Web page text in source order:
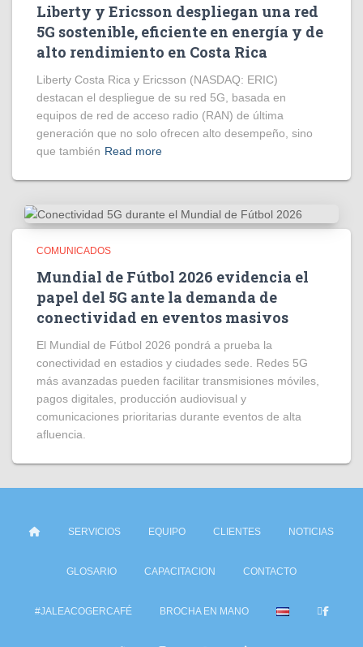
Liberty y Ericsson despliegan una red
5G sostenible, eficiente en energía y de
alto rendimiento en Costa Rica
Liberty Costa Rica y Ericsson (NASDAQ: ERIC)
destacan el despliegue de su red 5G, basada en
equipos de red de acceso radio (RAN) de última
generación que no solo ofrecen alto desempeño, sino
que también Read more
COMUNICADOS
Mundial de Fútbol 2026 evidencia el
papel del 5G ante la demanda de
conectividad en eventos masivos
El Mundial de Fútbol 2026 pondrá a prueba la
conectividad en estadios y ciudades sede. Redes 5G
más avanzadas pueden facilitar transmisiones móviles,
pagos digitales, producción audiovisual y
comunicaciones prioritarias durante eventos de alta
afluencia.
SERVICIOS EQUIPO CLIENTES NOTICIAS
GLOSARIO CAPACITACION CONTACTO
#JALEACOGERCAFÉ BROCHA EN MANO